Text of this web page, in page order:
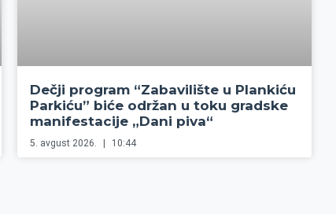
Dečji program “Zabavilište u Plankiću
Parkiću” biće održan u toku gradske
manifestacije „Dani piva“
5. avgust 2026. 10:44